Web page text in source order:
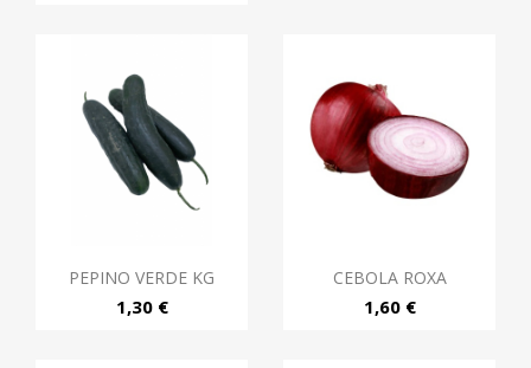
PEPINO VERDE KG
1,30 €
CEBOLA ROXA
1,60 €